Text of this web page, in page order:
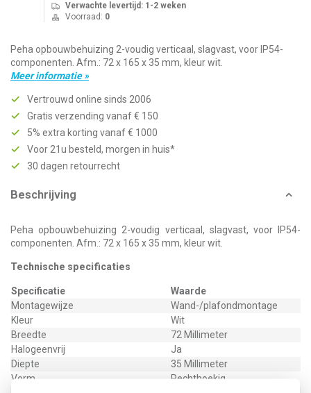
Verwachte levertijd: 1-2 weken
Voorraad: 0
Peha opbouwbehuizing 2-voudig verticaal, slagvast, voor IP54-
componenten. Afm.: 72 x 165 x 35 mm, kleur wit.
Meer informatie »
Vertrouwd online sinds 2006
Gratis verzending vanaf € 150
5% extra korting vanaf € 1000
Voor 21u besteld, morgen in huis*
30 dagen retourrecht
Beschrijving
Peha opbouwbehuizing 2-voudig verticaal, slagvast, voor IP54-
componenten. Afm.: 72 x 165 x 35 mm, kleur wit.
Technische specificaties
Specificatie
Waarde
Montagewijze
Wand-/plafondmontage
Kleur
Wit
Breedte
72 Millimeter
Halogeenvrij
Ja
Diepte
35 Millimeter
Vorm
Rechthoekig